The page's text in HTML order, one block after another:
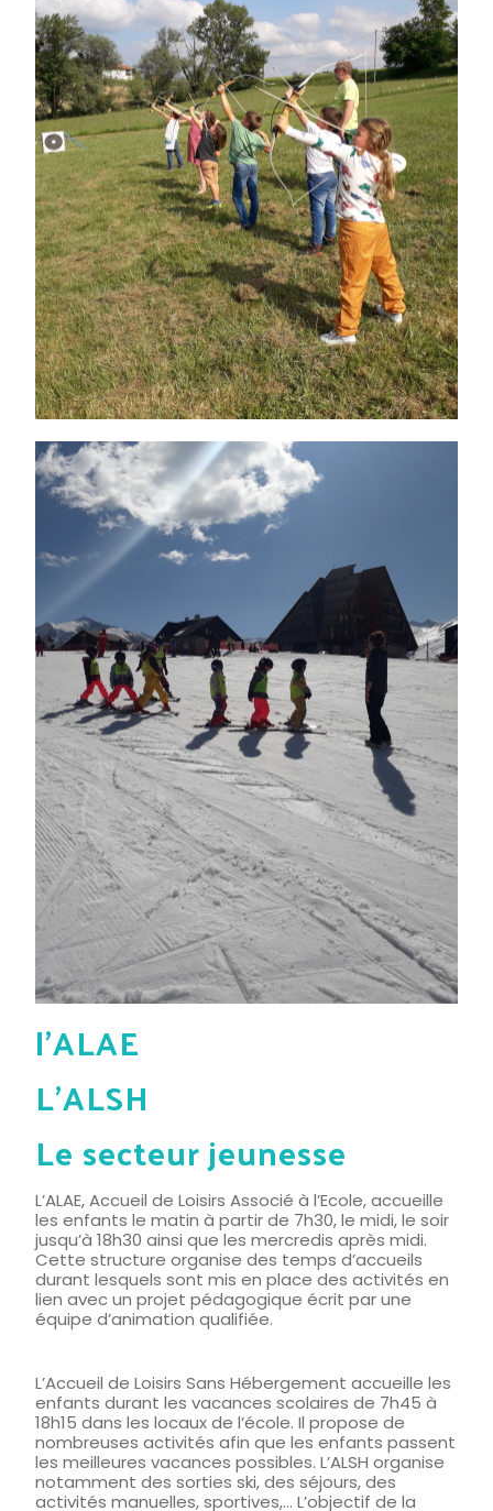
l’ALAE
L’ALSH
Le secteur jeunesse
L’ALAE, Accueil de Loisirs Associé à l’Ecole, accueille
les enfants le matin à partir de 7h30, le midi, le soir
jusqu’à 18h30 ainsi que les mercredis après midi.
Cette structure organise des temps d’accueils
durant lesquels sont mis en place des activités en
lien avec un projet pédagogique écrit par une
équipe d’animation qualifiée.
L’Accueil de Loisirs Sans Hébergement accueille les
enfants durant les vacances scolaires de 7h45 à
18h15 dans les locaux de l’école. Il propose de
nombreuses activités afin que les enfants passent
les meilleures vacances possibles. L’ALSH organise
notamment des sorties ski, des séjours, des
activités manuelles, sportives,… L’objectif de la